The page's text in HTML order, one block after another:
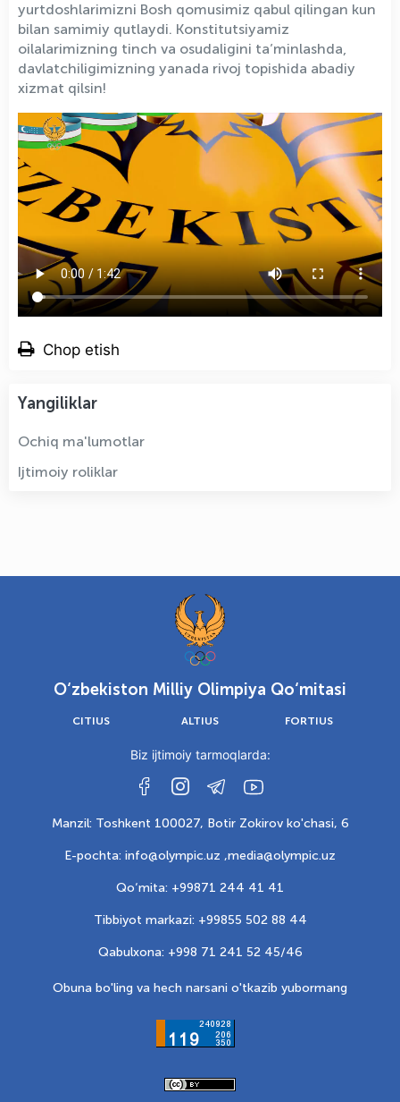
yurtdoshlarimizni Bosh qomusimiz qabul qilingan kun
bilan samimiy qutlaydi. Konstitutsiyamiz
oilalarimizning tinch va osudaligini ta’minlashda,
davlatchiligimizning yanada rivoj topishida abadiy
xizmat qilsin!
Chop etish
Yangiliklar
Ochiq ma'lumotlar
Ijtimoiy roliklar
O‘zbekiston Milliy Olimpiya Qo‘mitasi
CITIUS ALTIUS FORTIUS
Biz ijtimoiy tarmoqlarda:
Manzil: Toshkent 100027, Botir Zokirov ko'chasi, 6
E-pochta: info@olympic.uz ,media@olympic.uz
Qo‘mita: +99871 244 41 41
Tibbiyot markazi: +99855 502 88 44
Qabulxona: +998 71 241 52 45/46
Obuna bo'ling va hech narsani o'tkazib yubormang